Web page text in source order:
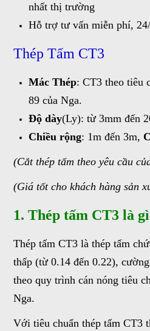
nhất thị trường
Hỗ trợ tư vấn miễn phí,
Thép Tấm CT3
Mác Thép: CT3 theo tiêu
89 của Nga.
Độ dày(Ly): từ 3mm đến
Chiều rộng: 1m đến 3m,
(Cắt thép tấm theo yêu cầu
(Giá tốt cho khách hàng sản
1. Thép tấm CT3 là
Thép tấm CT3 là thép tấm
thấp (từ 0.14 đến 0.22),
theo quy trình cán nóng tiêu
Nga.
Với tiêu chuẩn thép tấm CT3